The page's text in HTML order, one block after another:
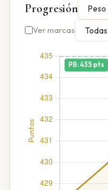
Progresión
Ver marcas